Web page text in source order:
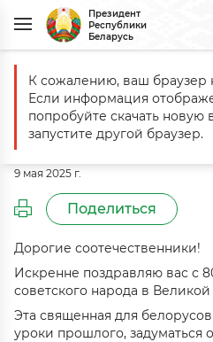
Президент
Республики
Беларусь
Главная События
Поздравление с
Великой Победы
9 мая 2025 г.
Поделиться
Дорогие соотечественники!
Искренне поздравляю вас с
советского народа в
Эта священная для
уроки прошлого, задуматься
К сожалению, ваш браузер
Если информация
попробуйте скачать
запустите другой браузер.